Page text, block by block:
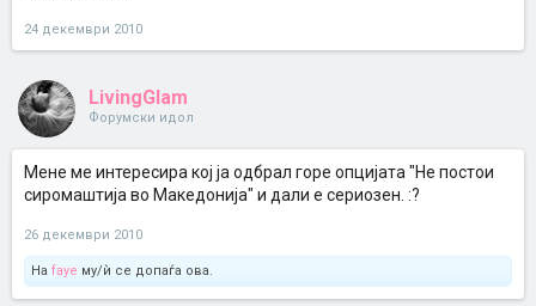
24 декември 2010
LivingGlam
Форумски идол
Мене ме интересира кој ја одбрал горе опцијата "Не постои
сиромаштија во Македонија" и дали е сериозен. :?
26 декември 2010
На faye му/ѝ се допаѓа ова.